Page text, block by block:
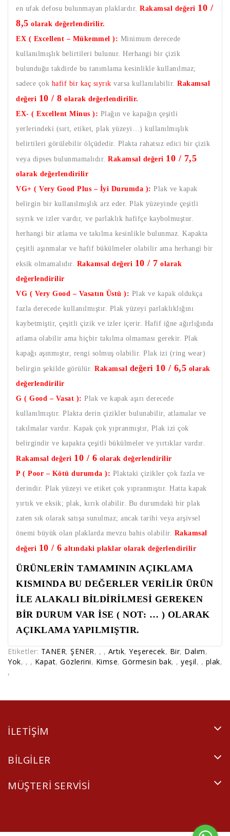
en ufak defosu bulunmayan plaklardır. Rakamsal değeri 10 /
8,5 olarak değerlendirilir.
EX ( Excellent – Mükemmel ): Minimum derecede
kullanılmışlık belirtileri bulunur. Herhangi bir çizik
bulunduğu takdirde bu tanımlama kesinlikle kullanılmaz;
sadece çok hafif bir kaç sıyrık varsa kullanılabilir. Rakamsal
değeri 10 / 8 olarak değerlendirilir.
EX- ( Excellent Minus ): Plağın ve kapağın çeşitli
yerlerindeki (sırt, etiket, plak yüzeyi…) kullanılmışlık
belirtileri görülebilir ölçüdedir. Plakta rahatsız edici bir çizik
veya dipses bulunmamalıdır. Rakamsal değeri 10 / 7,5
olarak değerlendirilir
VG+ ( Very Good Plus – İyi Durumda ): Plak ve kapak
belirgin bir kullanılmışlık arz eder. Plak yüzeyinde çeşitli
sıyrık ve izler vardır, ve parlaklık hafifçe kaybolmuştur.
herhangi bir atlama ve takılma kesinlikle bulunmaz. Kapakta
çeşitli aşınmalar ve hafif bükülmeler olabilir ama herhangi bir
eksik olmamalıdır. Rakamsal değeri 10 / 7 olarak
değerlendirilir
VG ( Very Good – Vasatın Üstü ): Plak ve kapak oldukça
fazla derecede kullanılmıştır. Plak yüzeyi parlaklıklığını
kaybetmiştir, çeşitli çizik ve izler içerir. Hafif iğne ağırlığında
atlama olabilir ama hiçbir takılma olmaması gerekir. Plak
kapağı aşınmıştır, rengi solmuş olabilir. Plak izi (ring wear)
belirgin şekilde görülür. Rakamsal değeri10 / 6,5 olarak
değerlendirilir
G ( Good – Vasat ): Plak ve kapak aşırı derecede
kullanılmıştır. Plakta derin çizikler bulunabilir, atlamalar ve
takılmalar vardır. Kapak çok yıpranmıştır, Plak izi çok
belirgindir ve kapakta çeşitli bükülmeler ve yırtıklar vardır.
Rakamsal değeri 10 / 6 olarak değerlendirilir
P ( Poor – Kötü durumda ): Plaktaki çizikler çok fazla ve
derindir. Plak yüzeyi ve etiket çok yıpranmıştır. Hatta kapak
yırtık ve eksik; plak, kırık olabilir. Bu durumdaki bir plak
zaten sık olarak satışa sunulmaz; ancak tarihi veya arşivsel
önemi büyük olan plaklarda mevzu bahis olabilir. Rakamsal
değeri 10 / 6 altındaki plaklar olarak değerlendirilir
ÜRÜNLERİN TAMAMININ AÇIKLAMA
KISMINDA BU DEĞERLER VERİLİR ÜRÜN
İLE ALAKALI BİLDİRİLMESİ GEREKEN
BİR DURUM VAR İSE ( NOT: … ) OLARAK
AÇIKLAMA YAPILMIŞTIR.
Etiketler: TANER, ŞENER, , , Artık, Yeşerecek, Bir, Dalım,
Yok, , , Kapat, Gözlerini, Kimse, Görmesin bak, , yeşil, , plak,
,
ILETIŞIM
BILGILER
MÜŞTERI SERVISI